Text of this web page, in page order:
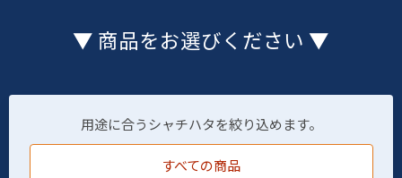
▼ 商品をお選びください ▼
用途に合うシャチハタを絞り込めます。
すべての商品